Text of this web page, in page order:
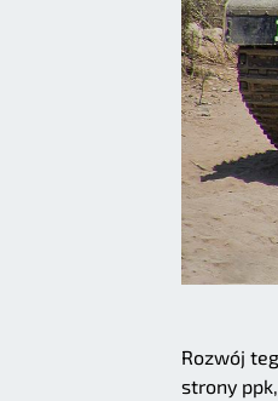
Rozwój
strony